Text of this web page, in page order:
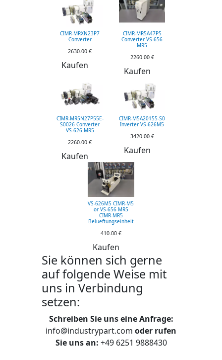
CIMR-MRXN23P7
Converter
2630.00 €
Kaufen
CIMR-MR5A47P5
Converter VS-656
MR5
2260.00 €
Kaufen
CIMR-MR5N27P55E-
S0026 Converter
VS-626 MR5
2260.00 €
Kaufen
CIMR-M5A20155-S0
Inverter VS-626M5
3420.00 €
Kaufen
VS-626M5 CIMR-M5
or VS-656 MR5
CIMR-MR5
Belueftungseinheit
410.00 €
Kaufen
Sie können sich gerne
auf folgende Weise mit
uns in Verbindung
setzen:
Schreiben Sie uns eine Anfrage:
info@industrypart.com oder rufen
Sie uns an: +49 6251 9888430